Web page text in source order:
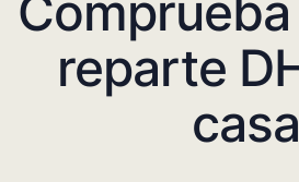
reparte
casa